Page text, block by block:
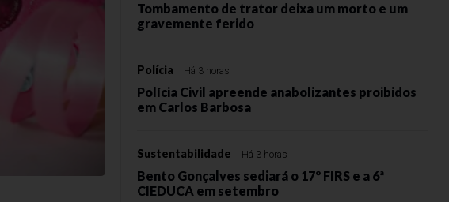
Tombamento de trator deixa um morto e um
gravemente ferido
Polícia Há 3 horas
Polícia Civil apreende anabolizantes proibidos
em Carlos Barbosa
Sustentabilidade Há 3 horas
Bento Gonçalves sediará o 17º FIRS e a 6ª
CIEDUCA em setembro